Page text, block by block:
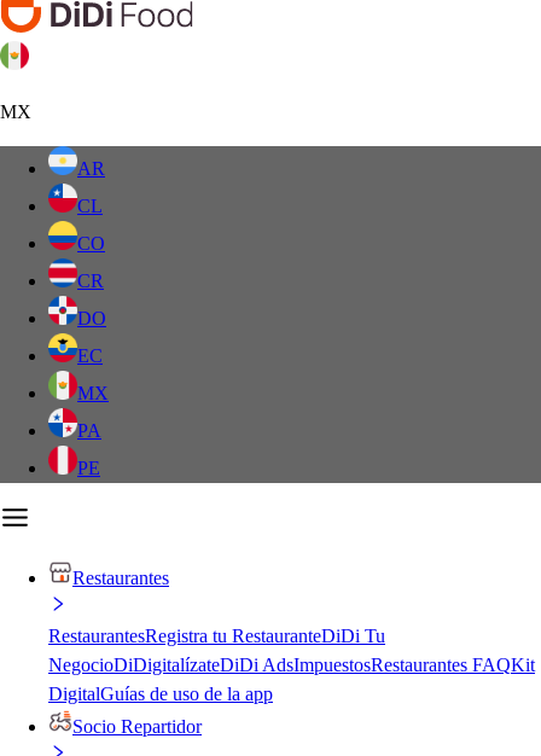
MX
AR
CL
CO
CR
DO
EC
MX
PA
PE
Restaurantes
RestaurantesRegistra tu RestauranteDiDi Tu
NegocioDiDigitalízateDiDi AdsImpuestosRestaurantes FAQKit
DigitalGuías de uso de la app
Socio Repartidor